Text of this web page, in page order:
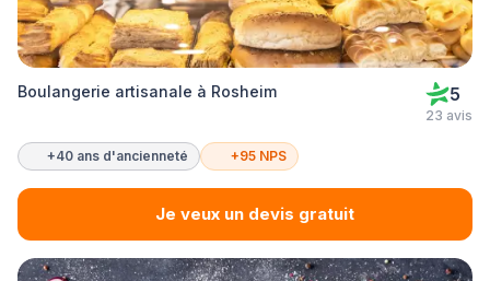
Boulangerie artisanale à Rosheim 5
23 avis
+40 ans d'ancienneté +95 NPS
Je veux un devis gratuit